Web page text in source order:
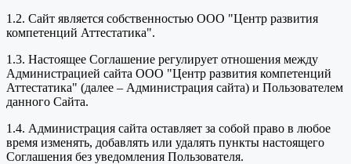
1.2. Сайт является собственностью ООО "Центр развития
компетенций Аттестатика".
1.3. Настоящее Соглашение регулирует отношения между
Администрацией сайта ООО "Центр развития компетенций
Аттестатика" (далее – Администрация сайта) и Пользователем
данного Сайта.
1.4. Администрация сайта оставляет за собой право в любое
время изменять, добавлять или удалять пункты настоящего
Соглашения без уведомления Пользователя.